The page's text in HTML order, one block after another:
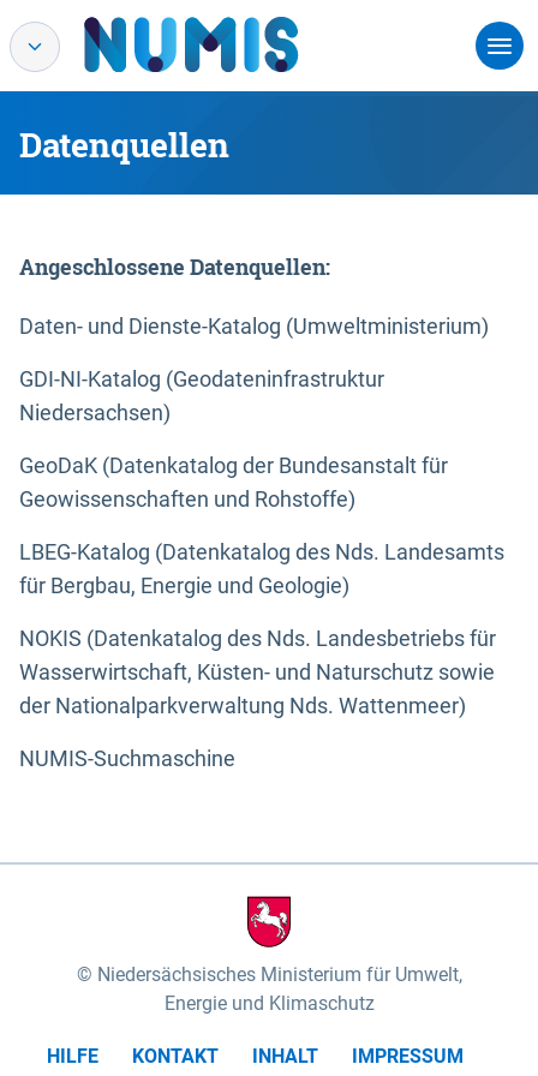
Datenquellen
Angeschlossene Datenquellen:
Daten- und Dienste-Katalog (Umweltministerium)
GDI-NI-Katalog (Geodateninfrastruktur
Niedersachsen)
GeoDaK (Datenkatalog der Bundesanstalt für
Geowissenschaften und Rohstoffe)
LBEG-Katalog (Datenkatalog des Nds. Landesamts
für Bergbau, Energie und Geologie)
NOKIS (Datenkatalog des Nds. Landesbetriebs für
Wasserwirtschaft, Küsten- und Naturschutz sowie
der Nationalparkverwaltung Nds. Wattenmeer)
NUMIS-Suchmaschine
Niedersächsisches Ministerium für Umwelt,
Energie und Klimaschutz
HILFE KONTAKT INHALT
IMPRESSUM